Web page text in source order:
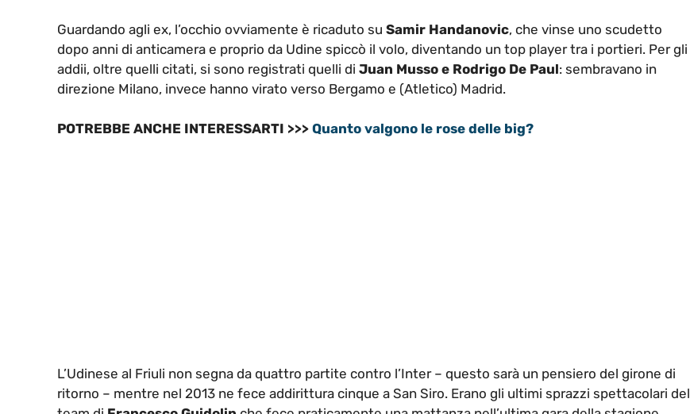
Guardando agli ex, l’occhio ovviamente è ricaduto su Samir Handanovic, che vinse uno scudetto
dopo anni di anticamera e proprio da Udine spiccò il volo, diventando un top player tra i portieri. Per gli
addii, oltre quelli citati, si sono registrati quelli di Juan Musso e Rodrigo De Paul: sembravano in
direzione Milano, invece hanno virato verso Bergamo e (Atletico) Madrid.
POTREBBE ANCHE INTERESSARTI >>> Quanto valgono le rose delle big?
L’Udinese al Friuli non segna da quattro partite contro l’Inter – questo sarà un pensiero del girone di
ritorno – mentre nel 2013 ne fece addirittura cinque a San Siro. Erano gli ultimi sprazzi spettacolari del